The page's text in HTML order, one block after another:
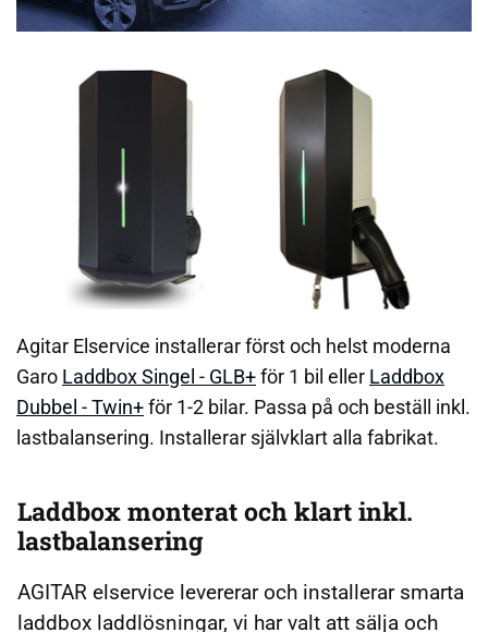
Agitar Elservice installerar först och helst moderna
Garo Laddbox Singel - GLB+för 1 bil eller Laddbox
Dubbel - Twin+för 1-2 bilar. Passa på och beställ inkl.
lastbalansering. Installerar självklart alla fabrikat.
Laddbox monterat och klart inkl.
lastbalansering
AGITAR elservice levererar och installerar smarta
laddbox laddlösningar, vi har valt att sälja och